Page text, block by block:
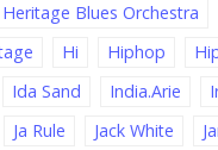
Heritage Blues Orchestra
Hi Hiphop
Ida Sand India.Arie
Ja Rule Jack White